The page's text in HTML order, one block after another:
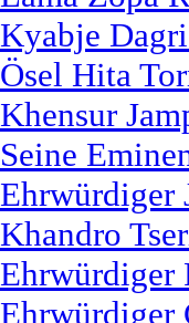
Kyabje
Ösel Hita
Khensur
Seine
Ehrwürdiger
Khandro
Ehrwürdiger
Ehrwürdiger